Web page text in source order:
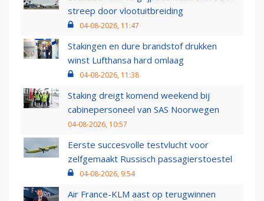
streep door vlootuitbreiding
04-08-2026, 11:47
Stakingen en dure brandstof drukken
winst Lufthansa hard omlaag
04-08-2026, 11:38
Staking dreigt komend weekend bij
cabinepersoneel van SAS Noorwegen
04-08-2026, 10:57
Eerste succesvolle testvlucht voor
zelfgemaakt Russisch passagierstoestel
04-08-2026, 9:54
Air France-KLM aast op terugwinnen